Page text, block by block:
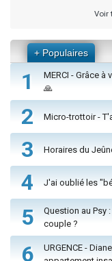
Voir
+ Populaires
1
MERCI - Grâce à
🙏
2 Micro-trottoir -
3 Horaires du
4 J'ai oublié les
5
Question au Psy
couple ?
6
URGENCE -